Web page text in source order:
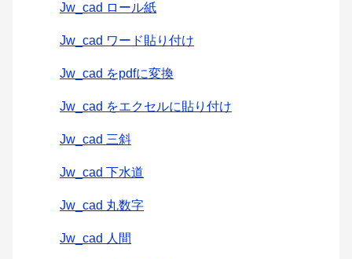
Jw_cad ロール紙
Jw_cad ワード貼り付け
Jw_cad をpdfに変換
Jw_cad をエクセルに貼り付け
Jw_cad 三斜
Jw_cad 下水道
Jw_cad 丸数字
Jw_cad 人間